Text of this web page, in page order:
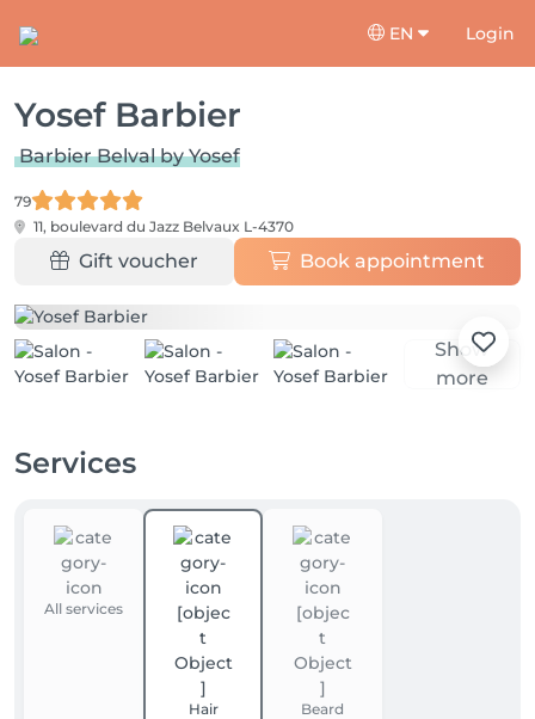
EN Login
Yosef Barbier
Barbier Belval by Yosef
79
11, boulevard du Jazz Belvaux L-4370
Gift voucher Book appointment
Show
more
Services
All services
Hair Beard